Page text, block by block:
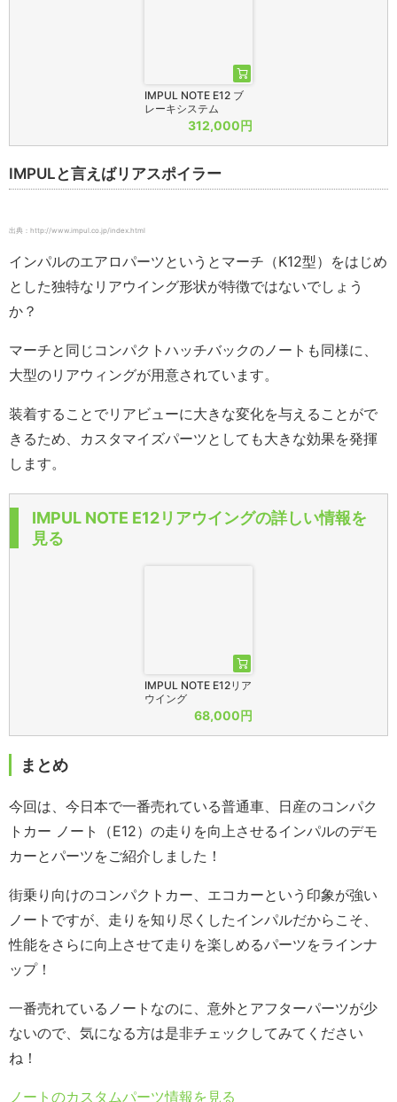
IMPUL NOTE E12 ブ
レーキシステム
312,000円
IMPULと言えばリアスポイラー
出典：http://www.impul.co.jp/index.html
インパルのエアロパーツというとマーチ（K12型）をはじめ
とした独特なリアウイング形状が特徴ではないでしょう
か？
マーチと同じコンパクトハッチバックのノートも同様に、
大型のリアウィングが用意されています。
装着することでリアビューに大きな変化を与えることがで
きるため、カスタマイズパーツとしても大きな効果を発揮
します。
IMPUL NOTE E12リアウイングの詳しい情報を
見る
IMPUL NOTE E12リア
ウイング
68,000円
まとめ
今回は、今日本で一番売れている普通車、日産のコンパク
トカー ノート（E12）の走りを向上させるインパルのデモ
カーとパーツをご紹介しました！
街乗り向けのコンパクトカー、エコカーという印象が強い
ノートですが、走りを知り尽くしたインパルだからこそ、
性能をさらに向上させて走りを楽しめるパーツをラインナ
ップ！
一番売れているノートなのに、意外とアフターパーツが少
ないので、気になる方は是非チェックしてみてください
ね！
ノートのカスタムパーツ情報を見る